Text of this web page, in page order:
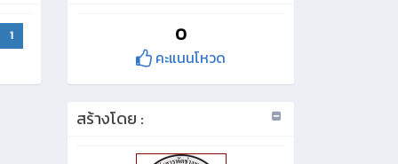
1 0
คะแนนโหวด
สร้างโดย :